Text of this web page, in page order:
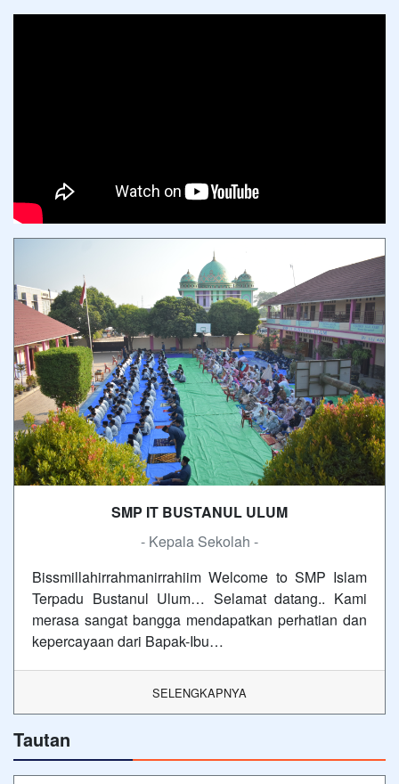
SMP IT BUSTANUL ULUM
- Kepala Sekolah -
Bissmillahirrahmanirrahiim Welcome to SMP Islam
Terpadu Bustanul Ulum… Selamat datang.. Kami
merasa sangat bangga mendapatkan perhatian dan
kepercayaan dari Bapak-Ibu…
SELENGKAPNYA
Tautan